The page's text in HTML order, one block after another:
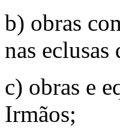
b) obras
nas
c) obras e
Irmãos;